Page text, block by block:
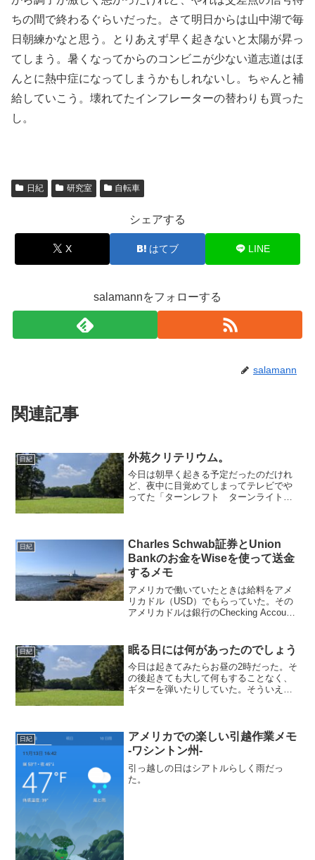
ちの間で終わるぐらいだった。さて明日からは山中湖で毎
日朝練かなと思う。とりあえず早く起きないと太陽が昇っ
てしまう。暑くなってからのコンビニが少ない道志道はほ
んとに熱中症になってしまうかもしれないし。ちゃんと補
給していこう。壊れてたインフレーターの替わりも買った
し。
日紀 研究室 自転車
シェアする
X はてブ LINE
salamannをフォローする
salamann
関連記事
日紀 外苑クリテリウム。
今日は朝早く起きる予定だったのだけれ
ど、夜中に目覚めてしまってテレビでや
ってた「ターンレフト ターンライト」
た。ということですばや...
日紀
Charles Schwab証券とUnion
Bankのお金をWiseを使って送金
するメモ
アメリカで働いていたときは給料をアメ
リカドル（USD）でもらっていた。その
アメリカドルは銀行のChecking Account
記の課題があった。お金を日本に戻した
いと...
日紀 眠る日には何があったのでしょう
今日は起きてみたらお昼の2時だった。そ
の後起きても大して何もすることなく、
ギターを弾いたりしていた。そういえ
たらそのまま又寝てしまっ...
日紀
アメリカでの楽しい引越作業メモ
-ワシントン州-
引っ越しの日はシアトルらしく雨だっ
た。